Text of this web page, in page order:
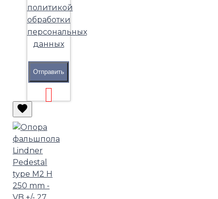
политикой
обработки
персональных
данных
Отправить